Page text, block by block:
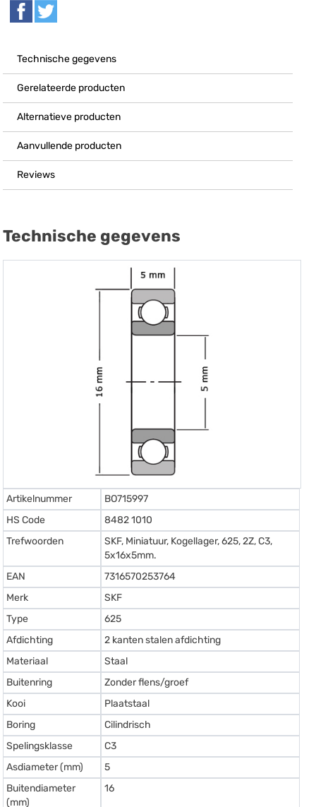
Technische gegevens
Gerelateerde producten
Alternatieve producten
Aanvullende producten
Reviews
Technische gegevens
Artikelnummer
BO715997
HS Code
8482 1010
Trefwoorden
SKF, Miniatuur, Kogellager, 625, 2Z, C3,
5x16x5mm.
EAN
7316570253764
Merk
SKF
Type
625
Afdichting
2 kanten stalen afdichting
Materiaal
Staal
Buitenring
Zonder flens/groef
Kooi
Plaatstaal
Boring
Cilindrisch
Spelingsklasse
C3
Asdiameter (mm)
5
Buitendiameter
(mm)
16